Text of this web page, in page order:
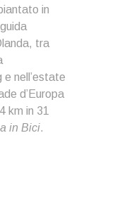
in
tra
nell’estate
d’Europa
km in 31
in Bici.